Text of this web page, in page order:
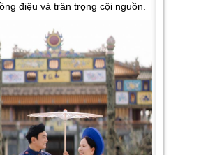
điệu và trân trọng cội nguồn.